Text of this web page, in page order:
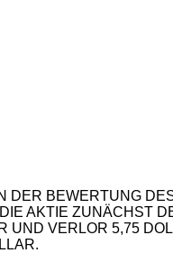
BEWERTUNG
AKTIE ZUNÄCHST
VERLOR 5,75